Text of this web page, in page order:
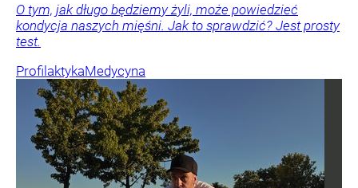
O tym, jak długo będziemy żyli, może powiedzieć
kondycja naszych mięśni. Jak to sprawdzić? Jest prosty
test.
ProfilaktykaMedycyna